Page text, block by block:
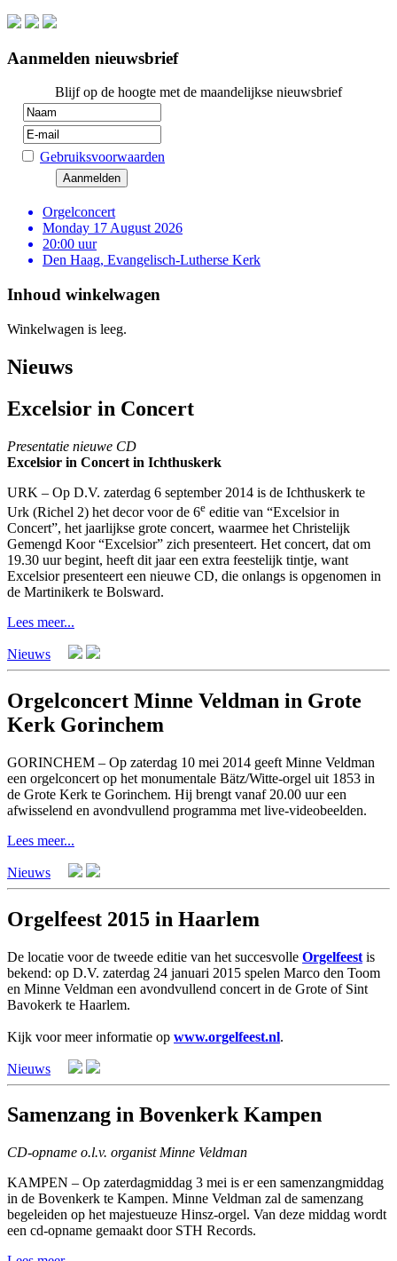
Aanmelden nieuwsbrief
Blijf op de hoogte met de maandelijkse nieuwsbrief
Gebruiksvoorwaarden
Orgelconcert
Monday 17 August 2026
20:00 uur
Den Haag, Evangelisch-Lutherse Kerk
Inhoud winkelwagen
Winkelwagen is leeg.
Nieuws
Excelsior in Concert
Presentatie nieuwe CD
Excelsior in Concert in Ichthuskerk
URK – Op D.V. zaterdag 6 september 2014 is de Ichthuskerk te
Urk (Richel 2) het decor voor de 6e editie van “Excelsior in
Concert”, het jaarlijkse grote concert, waarmee het Christelijk
Gemengd Koor “Excelsior” zich presenteert. Het concert, dat om
19.30 uur begint, heeft dit jaar een extra feestelijk tintje, want
Excelsior presenteert een nieuwe CD, die onlangs is opgenomen in
de Martinikerk te Bolsward.
Lees meer...
Nieuws
Orgelconcert Minne Veldman in Grote
Kerk Gorinchem
GORINCHEM – Op zaterdag 10 mei 2014 geeft Minne Veldman
een orgelconcert op het monumentale Bätz/Witte-orgel uit 1853 in
de Grote Kerk te Gorinchem. Hij brengt vanaf 20.00 uur een
afwisselend en avondvullend programma met live-videobeelden.
Lees meer...
Nieuws
Orgelfeest 2015 in Haarlem
De locatie voor de tweede editie van het succesvolle Orgelfeest is
bekend: op D.V. zaterdag 24 januari 2015 spelen Marco den Toom
en Minne Veldman een avondvullend concert in de Grote of Sint
Bavokerk te Haarlem.
Kijk voor meer informatie op www.orgelfeest.nl.
Nieuws
Samenzang in Bovenkerk Kampen
CD-opname o.l.v. organist Minne Veldman
KAMPEN – Op zaterdagmiddag 3 mei is er een samenzangmiddag
in de Bovenkerk te Kampen. Minne Veldman zal de samenzang
begeleiden op het majestueuze Hinsz-orgel. Van deze middag wordt
een cd-opname gemaakt door STH Records.